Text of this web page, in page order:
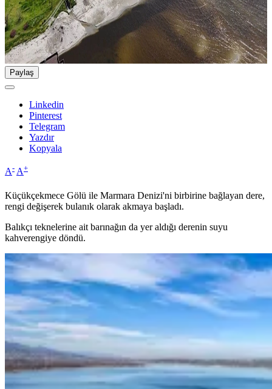
Paylaş
Linkedin
Pinterest
Telegram
Yazdır
Kopyala
A- A+
Küçükçekmece Gölü ile Marmara Denizi'ni birbirine bağlayan dere,
rengi değişerek bulanık olarak akmaya başladı.
Balıkçı teknelerine ait barınağın da yer aldığı derenin suyu
kahverengiye döndü.